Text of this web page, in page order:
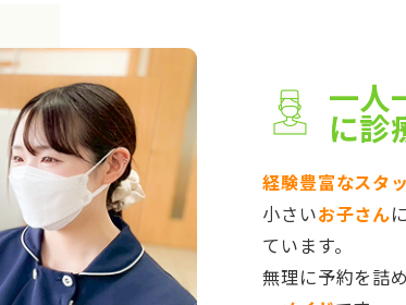
一人
に診
経験豊富なスタ
小さいお子さん
ています。
無理に予約を詰